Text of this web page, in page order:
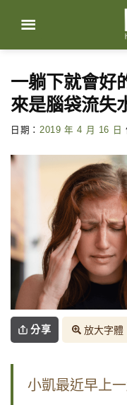
content
一躺下就會好
來是腦袋流失
日期： 2019 年 4 月 16 日
分享 放大字體
小凱最近早上